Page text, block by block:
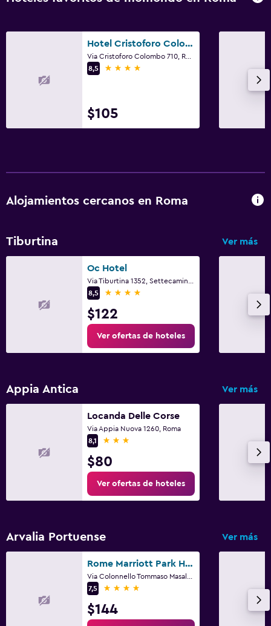
Hotel Cristoforo Colombo
8,5
4 estrellas
$105
Alojamientos cercanos en Roma
Tiburtina Ver más
Oc Hotel
8,5
4 estrellas
$122
Ver ofertas de hoteles
Appia Antica Ver más
Locanda Delle Corse
Via Appia Nuova 1260, Roma
8,1
3 estrellas
$80
Ver ofertas de hoteles
Arvalia Portuense Ver más
Rome Marriott Park Hotel
7,5
4 estrellas
$144